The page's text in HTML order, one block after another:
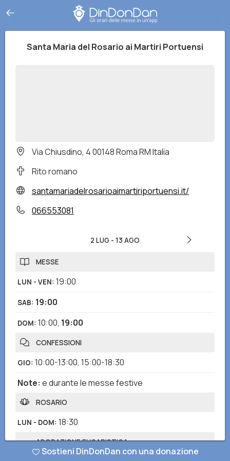
Santa Maria del Rosario ai Martiri Portuensi
Via Chiusdino, 4 00148 Roma RM Italia
Rito romano
santamariadelrosarioaimartiriportuensi.it/
066553081
2 LUG - 13 AGO
MESSE
LUN - VEN: 19:00
SAB: 19:00
DOM: 10:00, 19:00
CONFESSIONI
GIO: 10:00-13:00, 15:00-18:30
Note: e durante le messe festive
ROSARIO
LUN - DOM: 18:30
ADORAZIONE EUCARISTICA
Sostieni DinDonDan con una donazione